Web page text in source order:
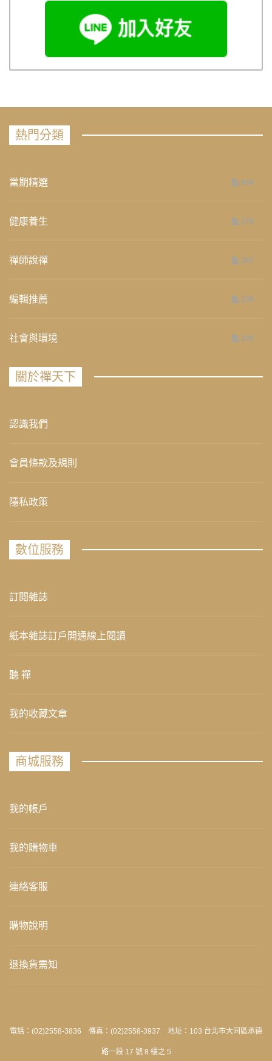
熱門分類
當期精選 658
健康養生 276
禪師說禪 267
編輯推薦 236
社會與環境 235
關於禪天下
認識我們
會員條款及規則
隱私政策
數位服務
訂閱雜誌
紙本雜誌訂戶開通線上閱讀
聽 禪
我的收藏文章
商城服務
我的帳戶
我的購物車
連絡客服
購物說明
退換貨需知
電話：(02)2558-3836 傳真：(02)2558-3937 地址：103 台北市大同區承德
路一段 17 號 8 樓之 5